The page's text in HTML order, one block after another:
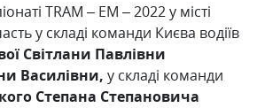
TRAM – EM – 2022 у місті
у складі команди Києва водіїв
Світлани Павлівни
Василівни, у складі команди
Степана Степановича